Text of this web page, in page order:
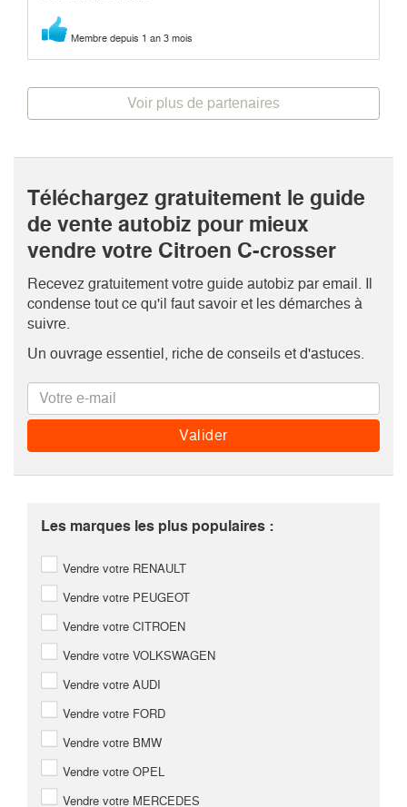
Membre depuis 1 an 3 mois
Voir plus de partenaires
Téléchargez gratuitement le guide
de vente autobiz pour mieux
vendre votre Citroen C-crosser
Recevez gratuitement votre guide autobiz par email. Il
condense tout ce qu'il faut savoir et les démarches à
suivre.
Un ouvrage essentiel, riche de conseils et d'astuces.
Les marques les plus populaires :
Vendre votre RENAULT
Vendre votre PEUGEOT
Vendre votre CITROEN
Vendre votre VOLKSWAGEN
Vendre votre AUDI
Vendre votre FORD
Vendre votre BMW
Vendre votre OPEL
Vendre votre MERCEDES